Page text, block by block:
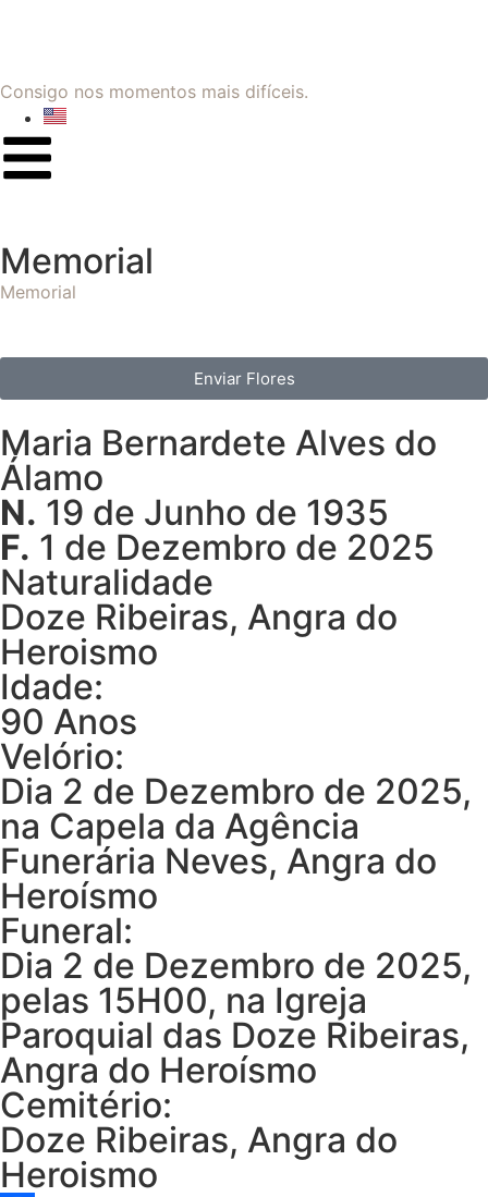
Consigo nos momentos mais difíceis.
Memorial
Memorial
Enviar Flores
Maria Bernardete Alves do
Álamo
N. 19 de Junho de 1935
F. 1 de Dezembro de 2025
Naturalidade
Doze Ribeiras, Angra do
Heroismo
Idade:
90 Anos
Velório:
Dia 2 de Dezembro de 2025,
na Capela da Agência
Funerária Neves, Angra do
Heroísmo
Funeral:
Dia 2 de Dezembro de 2025,
pelas 15H00, na Igreja
Paroquial das Doze Ribeiras,
Angra do Heroísmo
Cemitério:
Doze Ribeiras, Angra do
Heroismo